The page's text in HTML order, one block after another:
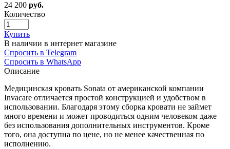
24 200 руб.
Количество
Купить
В наличии в интернет магазине
Спросить в Telegram
Спросить в WhatsApp
Описание
Медицинская кровать Sonata от американской компании
Invacare отличается простой конструкцией и удобством в
использовании. Благодаря этому сборка кровати не займет
много времени и может проводиться одним человеком даже
без использования дополнительных инструментов. Кроме
того, она доступна по цене, но не менее качественная по
исполнению.